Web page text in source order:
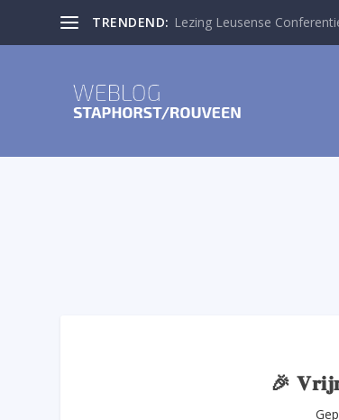
TRENDEND: Lezing Leusense
🎉